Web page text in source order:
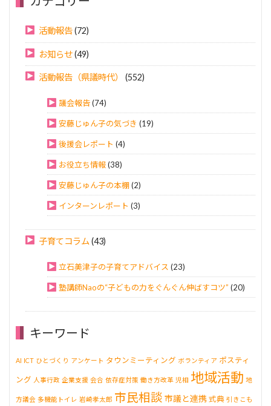
活動報告(72)
お知らせ(49)
活動報告（県議時代） (552)
議会報告(74)
安藤じゅん子の気づき (19)
後援会レポート (4)
お役立ち情報(38)
安藤じゅん子の本棚(2)
インターンレポート (3)
子育てコラム (43)
立石美津子の子育てアドバイス (23)
塾講師Naoの“子どもの力をぐんぐん伸ばすコツ” (20)
キーワード
AI ICT ひとづくり アンケート タウンミーティング ボランティア ポスティ
ング 人事行政 企業支援 会合 依存症対策 働き方改革 児相 地域活動 地
方議会 多機能トイレ 岩崎孝太郎 市民相談 市議と連携 式典 引きこも